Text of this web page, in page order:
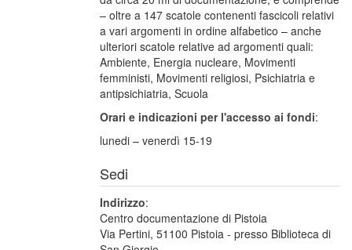
– oltre a 147 scatole contenenti fascicoli relativi
a vari argomenti in ordine alfabetico – anche
ulteriori scatole relative ad argomenti quali:
Ambiente, Energia nucleare, Movimenti
femministi, Movimenti religiosi, Psichiatria e
antipsichiatria, Scuola
Orari e indicazioni per l'accesso ai fondi:
lunedi – venerdì 15-19
Sedi
Indirizzo:
Centro documentazione di Pistoia
Via Pertini, 51100 Pistoia - presso Biblioteca di